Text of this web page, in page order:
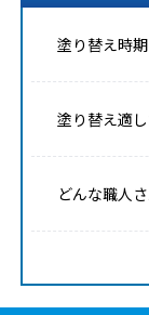
塗り替え時
塗り替え適
どんな職人